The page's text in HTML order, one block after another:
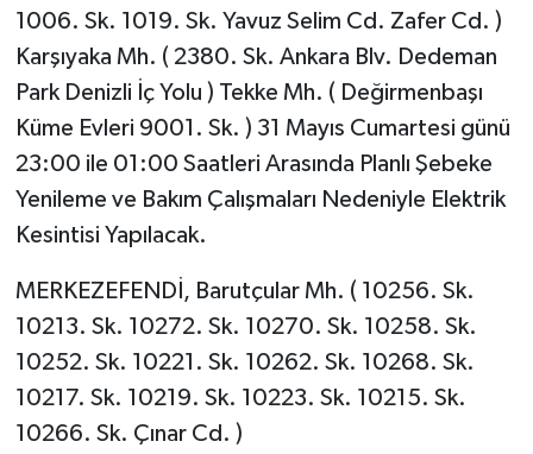
1006. Sk. 1019. Sk. Yavuz Selim Cd. Zafer Cd. )
Karşıyaka Mh. ( 2380. Sk. Ankara Blv. Dedeman
Park Denizli İç Yolu ) Tekke Mh. ( Değirmenbaşı
Küme Evleri 9001. Sk. ) 31 Mayıs Cumartesi günü
23:00 ile 01:00 Saatleri Arasında Planlı Şebeke
Yenileme ve Bakım Çalışmaları Nedeniyle Elektrik
Kesintisi Yapılacak.
MERKEZEFENDİ, Barutçular Mh. ( 10256. Sk.
10213. Sk. 10272. Sk. 10270. Sk. 10258. Sk.
10252. Sk. 10221. Sk. 10262. Sk. 10268. Sk.
10217. Sk. 10219. Sk. 10223. Sk. 10215. Sk.
10266. Sk. Çınar Cd. )